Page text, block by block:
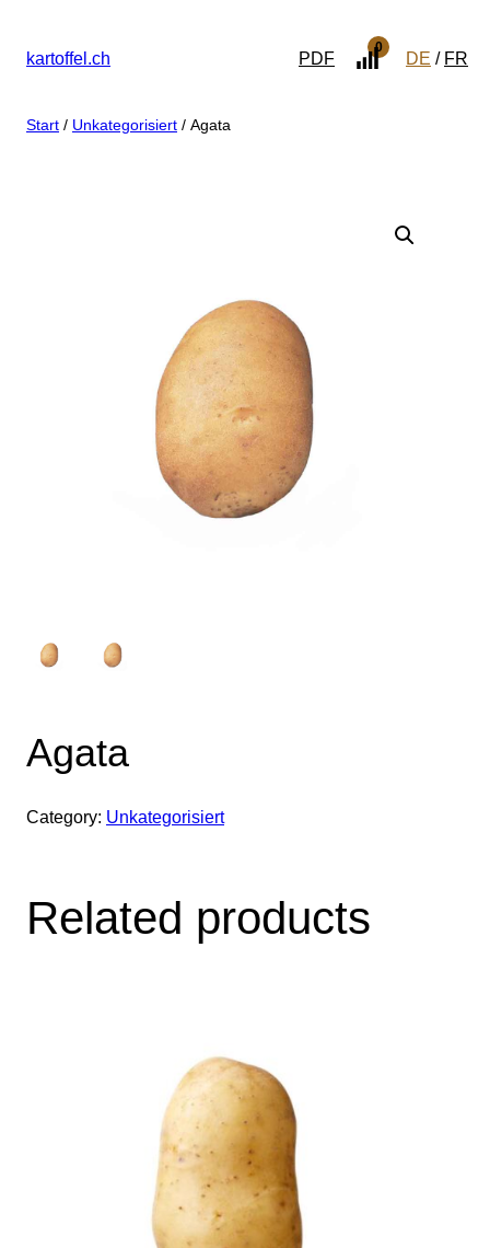
kartoffel.ch PDF
0
DE FR
Start / Unkategorisiert / Agata
Agata
Category: Unkategorisiert
Related products